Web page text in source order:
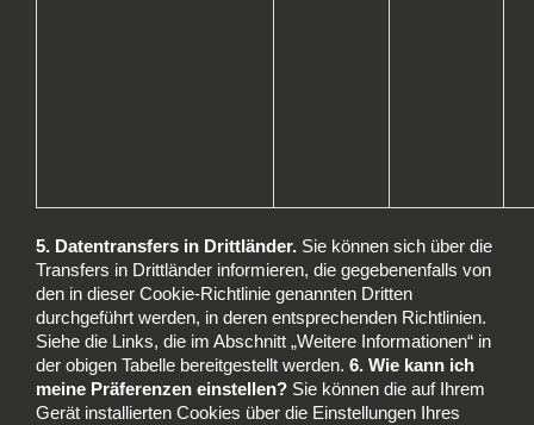
5. Datentransfers in Drittländer. Sie können sich über die
Transfers in Drittländer informieren, die gegebenenfalls von
den in dieser Cookie-Richtlinie genannten Dritten
durchgeführt werden, in deren entsprechenden Richtlinien.
Siehe die Links, die im Abschnitt „Weitere Informationen“ in
der obigen Tabelle bereitgestellt werden. 6. Wie kann ich
meine Präferenzen einstellen? Sie können die auf Ihrem
Gerät installierten Cookies über die Einstellungen Ihres